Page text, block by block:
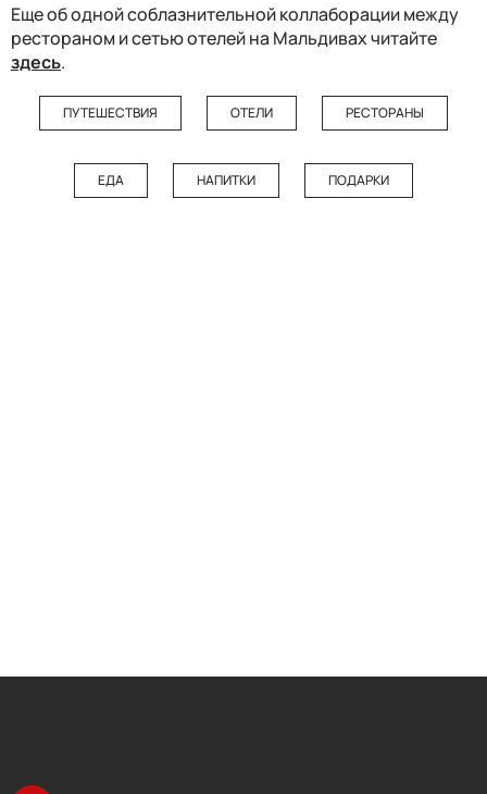
Еще об одной соблазнительной коллаборации между
рестораном и сетью отелей на Мальдивах читайте
здесь.
ПУТЕШЕСТВИЯ ОТЕЛИ РЕСТОРАНЫ
ЕДА НАПИТКИ ПОДАРКИ